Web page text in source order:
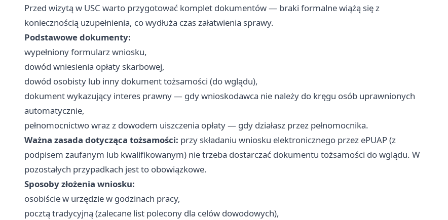
Przed wizytą w USC warto przygotować komplet dokumentów — braki formalne wiążą się z
koniecznością uzupełnienia, co wydłuża czas załatwienia sprawy.
Podstawowe dokumenty:
wypełniony formularz wniosku,
dowód wniesienia opłaty skarbowej,
dowód osobisty lub inny dokument tożsamości (do wglądu),
dokument wykazujący interes prawny — gdy wnioskodawca nie należy do kręgu osób uprawnionych
automatycznie,
pełnomocnictwo wraz z dowodem uiszczenia opłaty — gdy działasz przez pełnomocnika.
Ważna zasada dotycząca tożsamości: przy składaniu wniosku elektronicznego przez ePUAP (z
podpisem zaufanym lub kwalifikowanym) nie trzeba dostarczać dokumentu tożsamości do wglądu. W
pozostałych przypadkach jest to obowiązkowe.
Sposoby złożenia wniosku:
osobiście w urzędzie w godzinach pracy,
pocztą tradycyjną (zalecane list polecony dla celów dowodowych),